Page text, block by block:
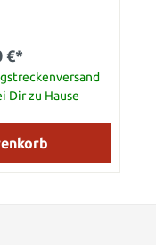
und
einer deutlich
Das
(Same)
der mit einem
ist, das
Plus Katana
€*
Dir zu Hause